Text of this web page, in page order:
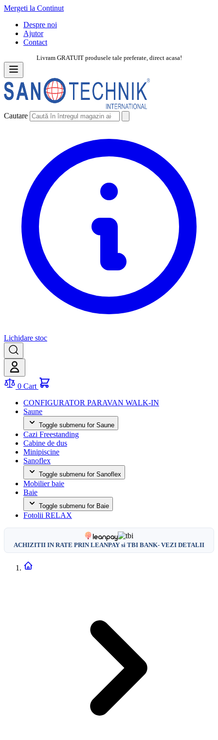
Mergeti la Continut
Despre noi
Ajutor
Contact
Livram GRATUIT produsele tale preferate, direct acasa!
Cautare
Lichidare stoc
0 Cart
CONFIGURATOR PARAVAN WALK-IN
Saune
Toggle submenu for Saune
Cazi Freestanding
Cabine de dus
Minipiscine
Sanoflex
Toggle submenu for Sanoflex
Mobilier baie
Baie
Toggle submenu for Baie
Fotolii RELAX
ACHIZITII IN RATE PRIN LEANPAY si TBI BANK- VEZI DETALII